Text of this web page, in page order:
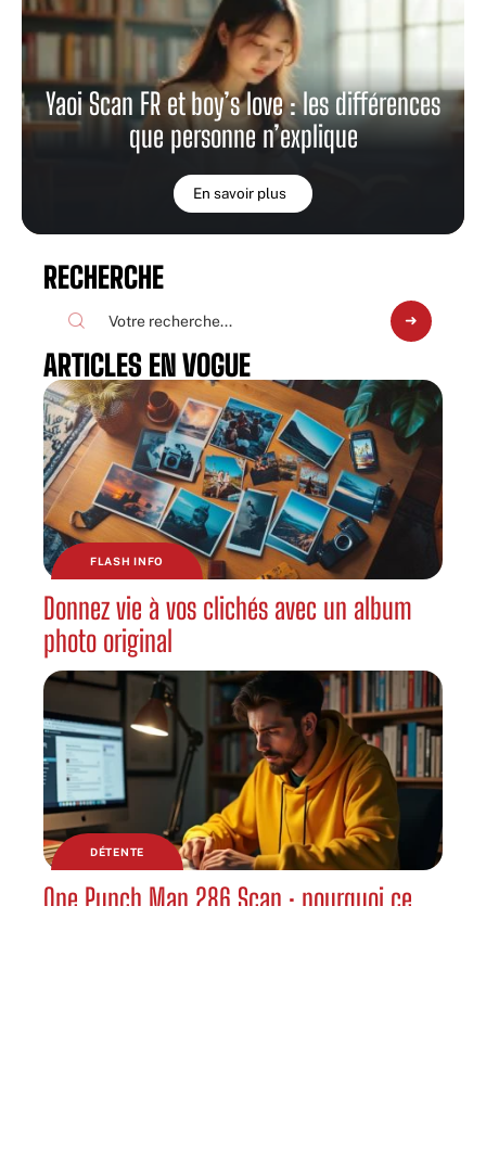
Yaoi Scan FR et boy’s love : les différences
que personne n’explique
En savoir plus
RECHERCHE
ARTICLES EN VOGUE
FLASH INFO
Donnez vie à vos clichés avec un album
photo original
DÉTENTE
One Punch Man 286 Scan : pourquoi ce